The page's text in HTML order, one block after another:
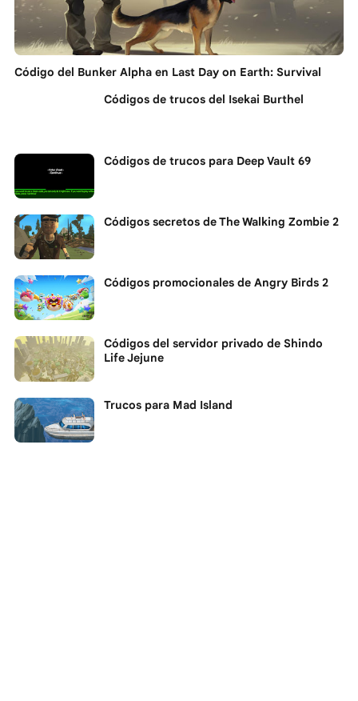
Código del Bunker Alpha en Last Day on Earth: Survival
Códigos de trucos del Isekai Burthel
Códigos de trucos para Deep Vault 69
Códigos secretos de The Walking Zombie 2
Códigos promocionales de Angry Birds 2
Códigos del servidor privado de Shindo
Life Jejune
Trucos para Mad Island